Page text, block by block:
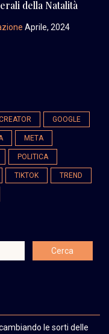
della Natalità
Aprile, 2024
GOOGLE
META
POLITICA
TIKTOK TREND
le sorti delle